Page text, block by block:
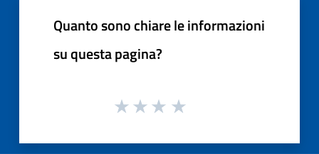
Quanto sono chiare le informazioni
su questa pagina?